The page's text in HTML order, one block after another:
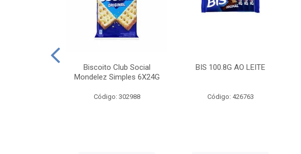
Biscoito Club Social
Mondelez Simples 6X24G
Código: 302988
BIS 100.8G AO LEITE
Código: 426763